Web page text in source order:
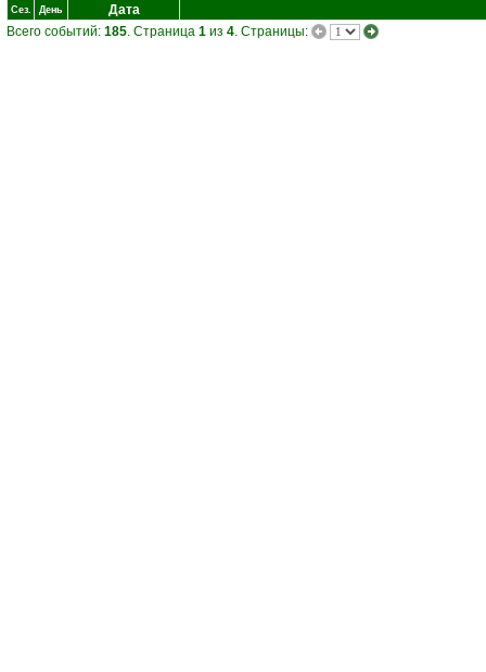
Сез. День
Дата
Всего событий: 185. Страница 1 из 4. Страницы: